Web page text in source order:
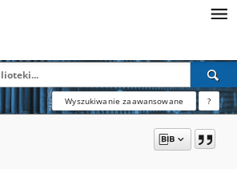
Wyszukiwanie zaawansowane ?